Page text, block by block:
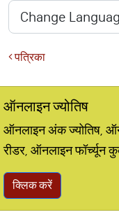
पत्रिका
ऑनलाइन ज्योतिष
ऑनलाइन अंक ज्योतिष,
रीडर, ऑनलाइन फॉर्च्यून
क्लिक करें